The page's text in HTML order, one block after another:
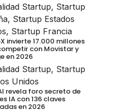
Startup, Startup
, Startup Estados
, Startup Francia
invierte 17.000 millones
con Movistar y
en 2026
Startup, Startup
Unidos
revela foro secreto de
IA con 136 claves
en 2026